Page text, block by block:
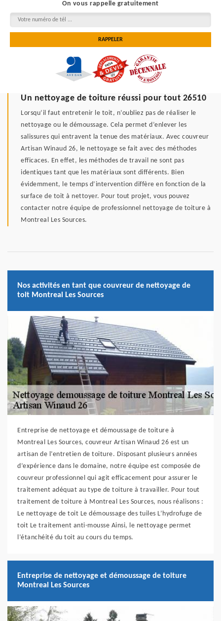
On vous rappelle gratuitement
Un nettoyage de toiture réussi pour tout 26510
Lorsqu’il faut entretenir le toit, n’oubliez pas de réaliser le
nettoyage ou le démoussage. Cela permet d’enlever les
salissures qui entravent la tenue des matériaux. Avec couvreur
Artisan Winaud 26, le nettoyage se fait avec des méthodes
efficaces. En effet, les méthodes de travail ne sont pas
identiques tant que les matériaux sont différents. Bien
évidemment, le temps d’intervention diffère en fonction de la
surface de toit à nettoyer. Pour tout projet, vous pouvez
contacter notre équipe de professionnel nettoyage de toiture à
Montreal Les Sources.
Nos activités en tant que couvreur de nettoyage de
toit Montreal Les Sources
Entreprise de nettoyage et démoussage de toiture à
Montreal Les Sources, couvreur Artisan Winaud 26 est un
artisan de l’entretien de toiture. Disposant plusieurs années
d’expérience dans le domaine, notre équipe est composée de
couvreur professionnel qui agit efficacement pour assurer le
traitement adéquat au type de toiture à travailler. Pour tout
traitement de toiture à Montreal Les Sources, nous réalisons :
Le nettoyage de toit Le démoussage des tuiles L’hydrofuge de
toit Le traitement anti-mousse Ainsi, le nettoyage permet
l’étanchéité du toit au cours du temps.
Entreprise de nettoyage et démoussage de toiture
Montreal Les Sources